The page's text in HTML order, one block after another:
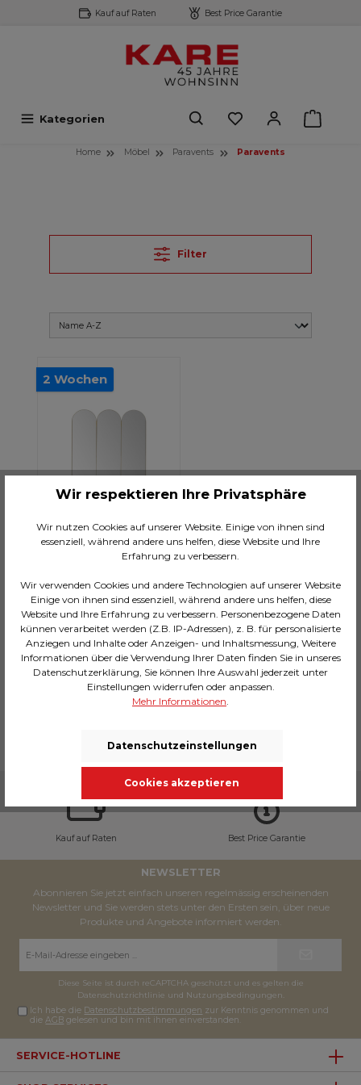
springen Kauf auf Raten Best Price Garantie
Kategorien
Home Möbel Paravents Paravents
Filter
2 Wochen
Standspiegel Curve
106x166cm
CHF 899.00*
In den Warenkorb
Kauf auf Raten Best Price Garantie
NEWSLETTER
Abonnieren Sie jetzt einfach unseren regelmässig erscheinenden
Newsletter und Sie werden stets unter den Ersten sein, über neue
Produkte und Angebote informiert werden.
Diese Seite ist durch reCAPTCHA geschützt und es gelten die
Datenschutzrichtlinie und Nutzungsbedingungen
Ich habe die Datenschutzbestimmungen zur Kenntnis genommen und
dieAGB gelesen und bin mit ihnen einverstanden.
SERVICE-HOTLINE
Wir respektieren Ihre Privatsphäre
Wir nutzen Cookies auf unserer Website. Einige von ihnen sind
essenziell, während andere uns helfen, diese Website und Ihre
Erfahrung zu verbessern.
Wir verwenden Cookies und andere Technologien auf unserer Website
Einige von ihnen sind essenziell, während andere uns helfen, diese
Website und Ihre Erfahrung zu verbessern. Personenbezogene Daten
künnen verarbeitet werden (Z.B. IP-Adressen), z. B. für personalisierte
Anziegen und Inhalte oder Anzeigen- und Inhaltsmessung, Weitere
Informationen über die Verwendung Ihrer Daten finden Sie in unseres
Datenschutzerklärung, Sie können Ihre Auswahl jederzeit unter
Einstellungen widerrufen oder anpassen.
Mehr Informationen.
Datenschutzeinstellungen
Cookies akzeptieren